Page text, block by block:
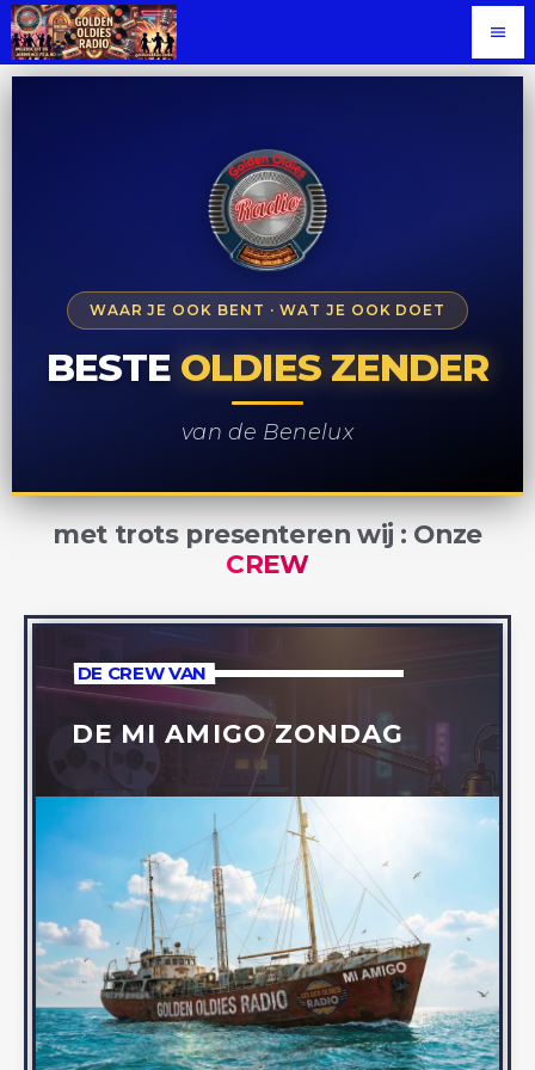
menu
WAAR JE OOK BENT · WAT JE OOK DOET
BESTE OLDIES ZENDER
van de Benelux
met trots presenteren wij : Onze
CREW
DE CREW VAN
DE MI AMIGO ZONDAG